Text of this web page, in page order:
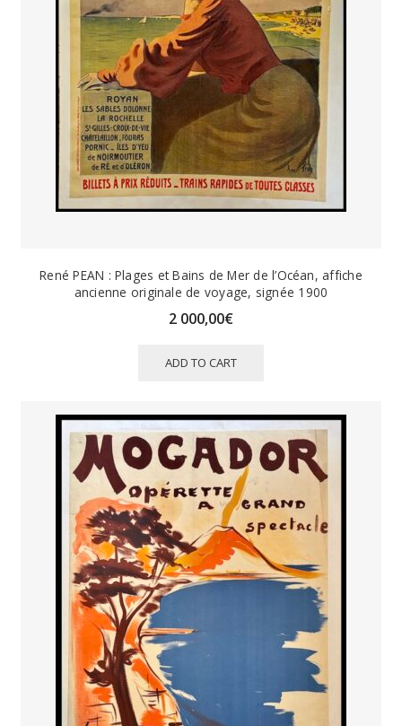
René PEAN : Plages et Bains de Mer de l’Océan, affiche
ancienne originale de voyage, signée 1900
2 000,00€
ADD TO CART